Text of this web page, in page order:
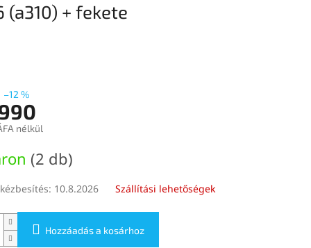
(a310) + fekete
–12 %
nélkül
(2 db)
10.8.2026 Szállítási lehetőségek
Hozzáadás a kosárhoz